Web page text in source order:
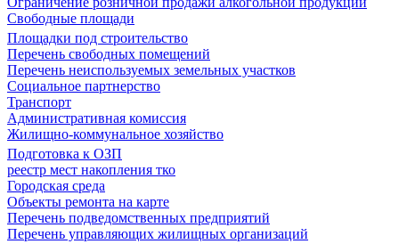
Свободные площади
Площадки под строительство
Перечень свободных помещений
Перечень неиспользуемых земельных участков
Социальное партнерство
Транспорт
Административная комиссия
Жилищно-коммунальное хозяйство
Подготовка к ОЗП
реестр мест накопления тко
Городская среда
Объекты ремонта на карте
Перечень подведомственных предприятий
Перечень управляющих жилищных организаций